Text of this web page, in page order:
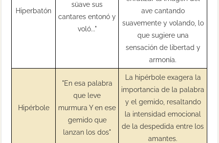
Hiperbatón
süave sus
cantares entonó y
voló..."
ave cantando
suavemente y volando, lo
que sugiere una
sensación de libertad y
armonía.
Hipérbole
"En esa palabra
que leve
murmura Y en ese
gemido que
lanzan los dos"
La hipérbole exagera la
importancia de la palabra
y el gemido, resaltando
la intensidad emocional
de la despedida entre los
amantes.